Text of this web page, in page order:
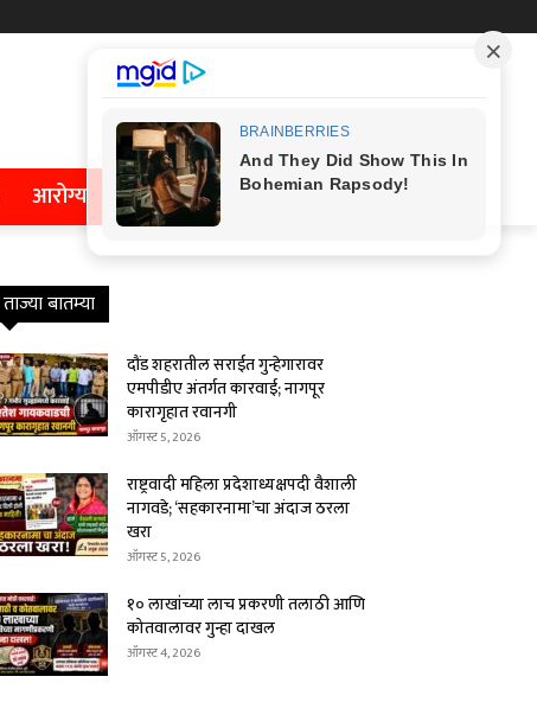
आरोग्य
ताज्या बातम्या
दौंड शहरातील सराईत गुन्हेगारावर
एमपीडीए अंतर्गत कारवाई; नागपूर
कारागृहात रवानगी
ऑगस्ट 5, 2026
राष्ट्रवादी महिला प्रदेशाध्यक्षपदी वैशाली
नागवडे; ‘सहकारनामा’चा अंदाज ठरला
खरा
ऑगस्ट 5, 2026
१० लाखांच्या लाच प्रकरणी तलाठी आणि
कोतवालावर गुन्हा दाखल
ऑगस्ट 4, 2026